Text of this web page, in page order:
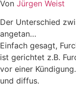
Von Jürgen Weist
Der Unterschied
angetan…
Einfach gesagt,
ist gerichtet z.B.
vor einer
und diffus.